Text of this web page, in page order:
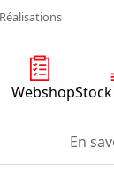
Réalisations
Webshop
En